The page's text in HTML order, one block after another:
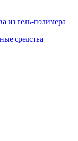
из гель-полимера
средства